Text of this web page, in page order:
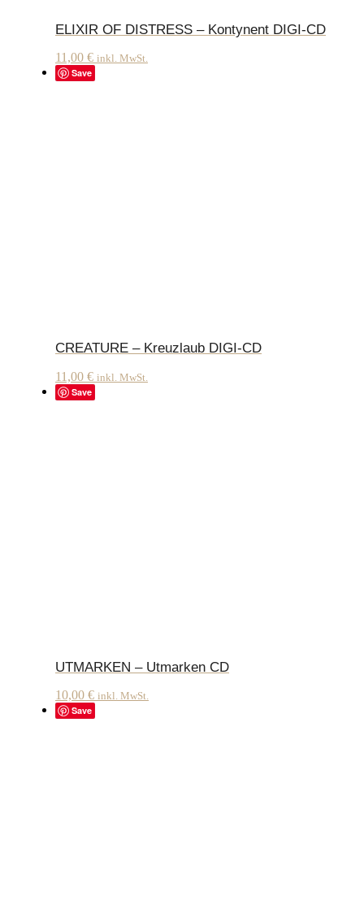
ELIXIR OF DISTRESS – Kontynent DIGI-CD
11,00 € inkl. MwSt.
Save
CREATURE – Kreuzlaub DIGI-CD
11,00 € inkl. MwSt.
Save
UTMARKEN – Utmarken CD
10,00 € inkl. MwSt.
Save